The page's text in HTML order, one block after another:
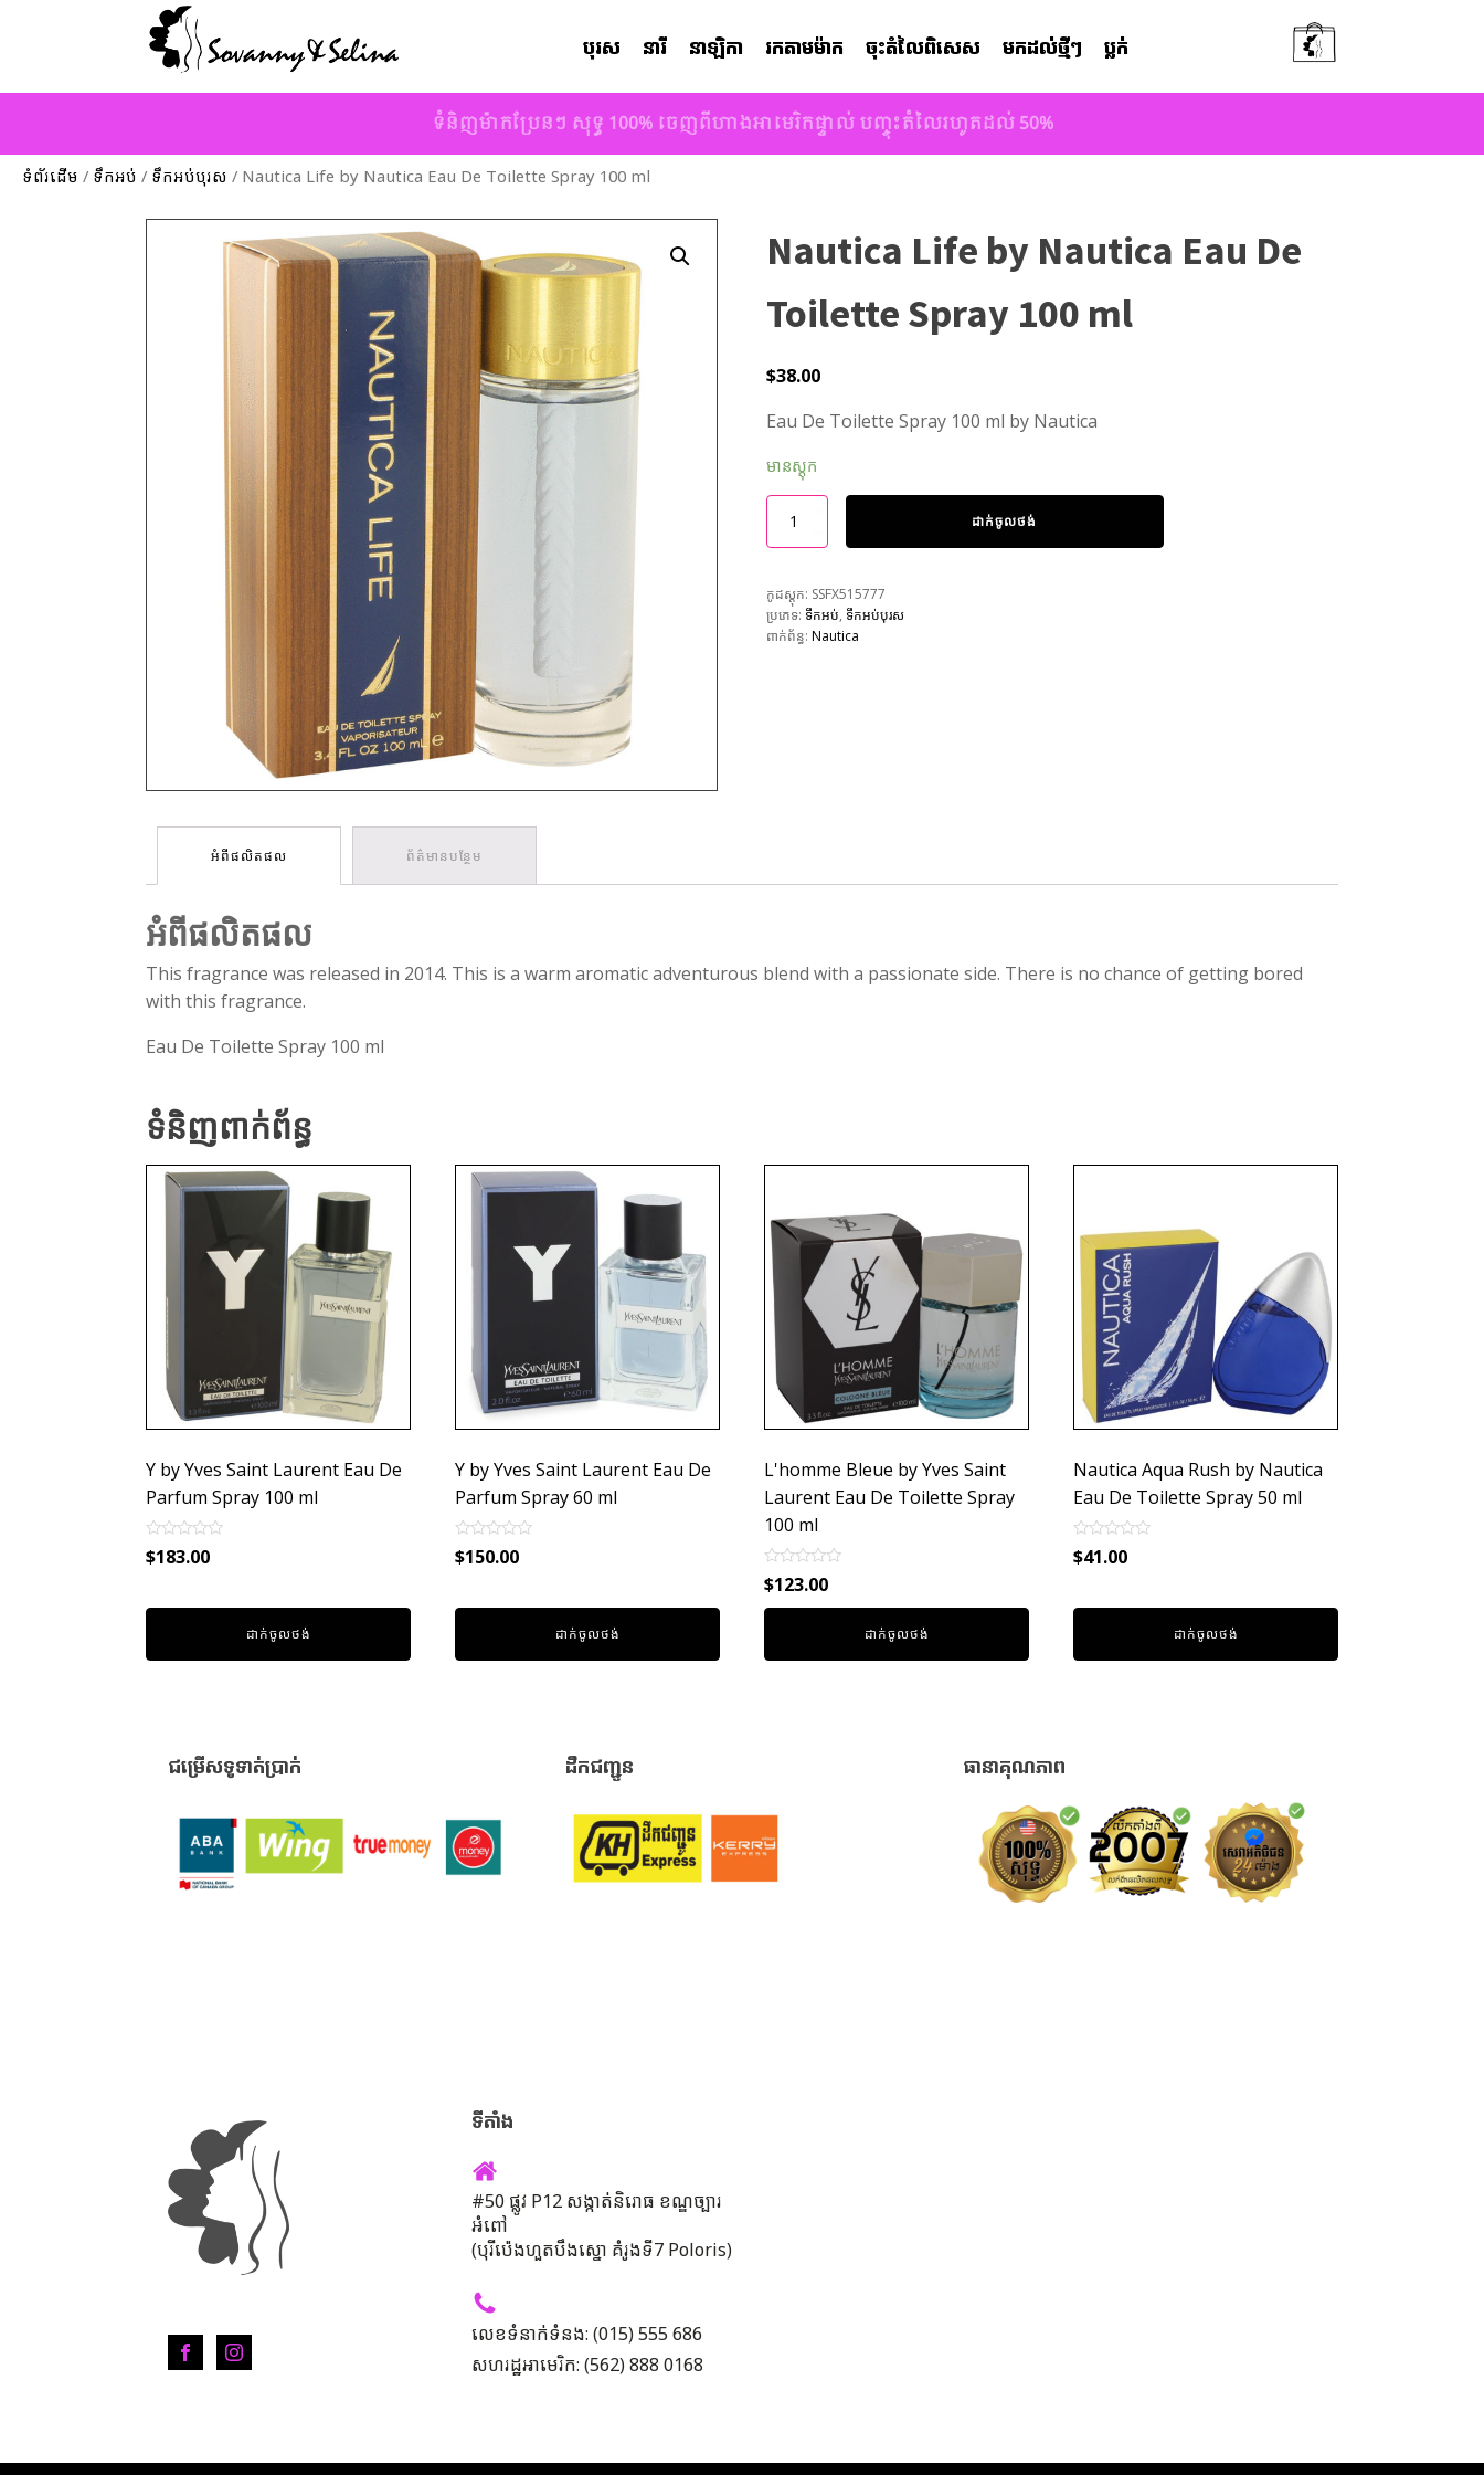
បុរស នារី នាឡិកា រកតាមម៉ាក ចុះតំលៃពិសេស មកដល់ថ្មីៗ ប្លក់
ទំនិញម៉ាកប្រែនៗ សុទ្ធ 100% ចេញពីហាងអាមេរិកផ្ទាល់ បញ្ចុះតំលៃរហូតដល់ 50%
ទំព័រដើម / ទឹកអប់ / ទឹកអប់បុរស / Nautica Life by Nautica Eau De Toilette Spray 100 ml
Nautica Life by Nautica Eau De
Toilette Spray 100 ml
$38.00
Eau De Toilette Spray 100 ml by Nautica
មានស្តុក
ដាក់ចូលថង់
កូដស្តុក: SSFX515777
ប្រភេទ: ទឹកអប់, ទឹកអប់បុរស
ពាក់ព័ន្ធ: Nautica
អំពីផលិតផល ព័ត៌មានបន្ថែម
អំពីផលិតផល
This fragrance was released in 2014. This is a warm aromatic adventurous blend with a passionate side. There is no chance of getting bored
with this fragrance.
Eau De Toilette Spray 100 ml
ទំនិញពាក់ព័ន្ធ
Y by Yves Saint Laurent Eau De
Parfum Spray 100 ml
Rated
0
5
$183.00
ដាក់ចូលថង់
Y by Yves Saint Laurent Eau De
Parfum Spray 60 ml
Rated
0
5
$150.00
ដាក់ចូលថង់
L'homme Bleue by Yves Saint
Laurent Eau De Toilette Spray
100 ml
Rated
0
out
$123.00
ដាក់ចូលថង់
Nautica Aqua Rush by Nautica
Eau De Toilette Spray 50 ml
Rated
0
5
$41.00
ដាក់ចូលថង់
ជម្រើសទូទាត់ប្រាក់ ដឹកជញ្ជូន ធានាគុណភាព
ទីតាំង
#50 ផ្លូវ P12 សង្កាត់និរោធ ខណ្ឌច្បារ
អំពៅ
(បុរីប៉េងហួតបឹងស្នោ គំរូងទី7 Poloris)
លេខទំនាក់ទំនង: (015) 555 686
សហរដ្ឋអាមេរិក: (562) 888 0168